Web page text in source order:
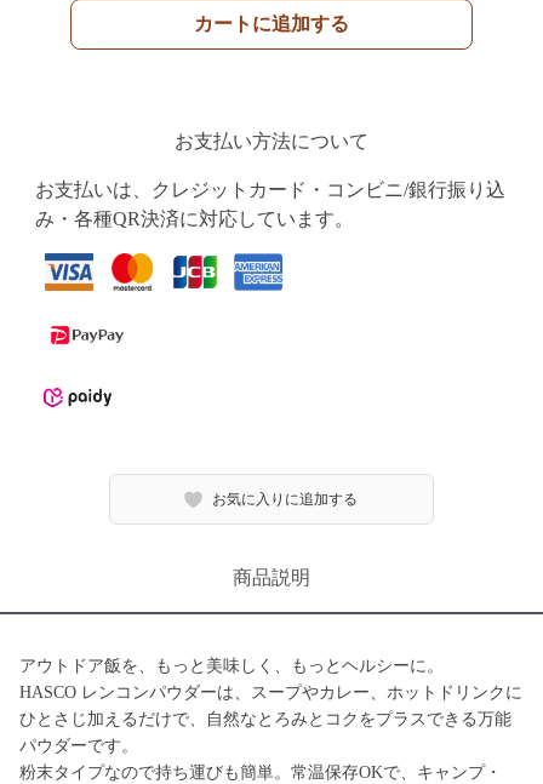
カートに追加する
お支払い方法について
お支払いは、クレジットカード・コンビニ/銀行振り込
み・各種QR決済に対応しています。
お気に入りに追加する
商品説明
アウトドア飯を、もっと美味しく、もっとヘルシーに。
HASCO レンコンパウダーは、スープやカレー、ホットドリンクに
ひとさじ加えるだけで、自然なとろみとコクをプラスできる万能
パウダーです。
粉末タイプなので持ち運びも簡単。常温保存OKで、キャンプ・